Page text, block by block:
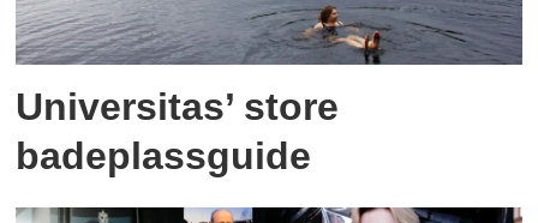
Universitas’ store
badeplassguide